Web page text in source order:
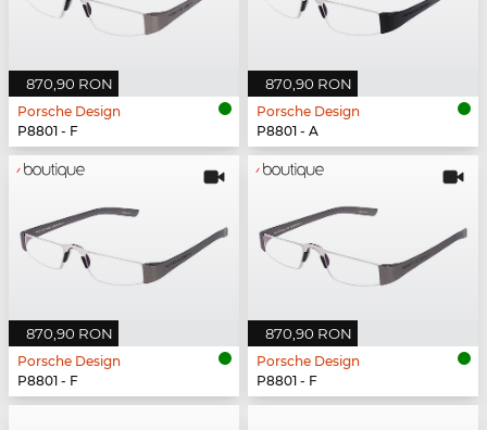
870,90 RON
Porsche Design
P8801 - F
870,90 RON
Porsche Design
P8801 - A
870,90 RON
Porsche Design
P8801 - F
870,90 RON
Porsche Design
P8801 - F